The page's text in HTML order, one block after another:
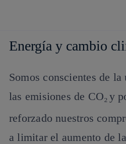
Energía y cambio
Somos conscientes de
las emisiones de CO₂y
reforzado nuestros
a limitar el aumento de